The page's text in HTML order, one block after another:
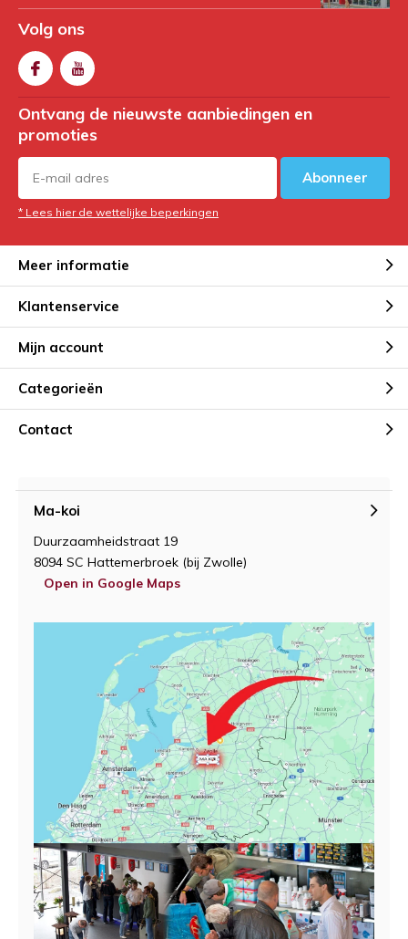
Volg ons
Ontvang de nieuwste aanbiedingen en
promoties
Abonneer
* Lees hier de wettelijke beperkingen
Meer informatie
Klantenservice
Mijn account
Categorieën
Contact
Ma-koi
Duurzaamheidstraat 19
8094 SC Hattemerbroek (bij Zwolle)
Open in Google Maps